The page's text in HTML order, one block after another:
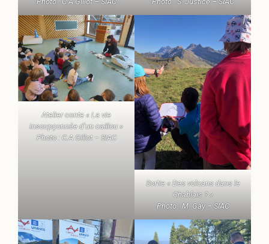
Atelier conte « La vie
insoupçonnée d’un caillou »
Photo : C.A Gillot – SIAC
Sortie « Des volcans dans le
Chablais ? »
Photo : M. Gay – SIAC